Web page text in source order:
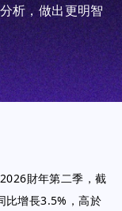
析，做出更明智
財年第二季，截
比增長3.5%，高於